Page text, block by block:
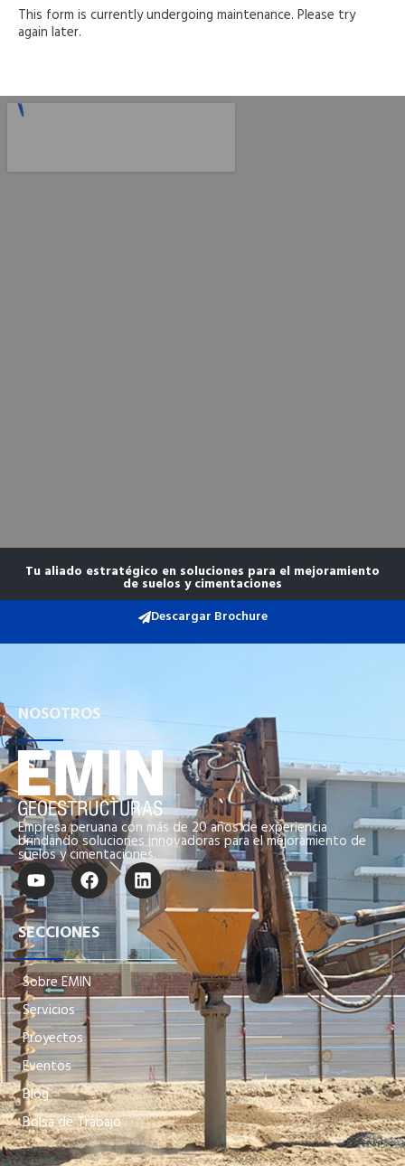
This form is currently undergoing maintenance. Please try
again later.
Tu aliado estratégico en soluciones para el mejoramiento
de suelos y cimentaciones
Descargar Brochure
NOSOTROS
Empresa peruana con más de 20 años de experiencia
brindando soluciones innovadoras para el mejoramiento de
suelos y cimentaciones.
SECCIONES
Sobre EMIN
Servicios
Proyectos
Eventos
Blog
Bolsa de Trabajo